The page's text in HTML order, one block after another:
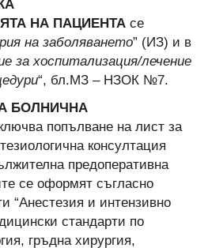
НА ПАЦИЕНТА се
на заболяването” (ИЗ) и в
за хоспитализация/лечение
“, бл.МЗ – НЗОК №7.
БОЛНИЧНА
попълване на лист за
консултация
предоперативна
се оформят съгласно
“Анестезия и интензивно
стандарти по
гръдна хирургия,